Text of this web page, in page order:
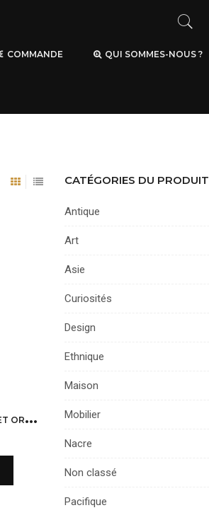
COMMANDE QUI SOMMES-NOUS ?
P
OUPÉE KACHINA À PETIT BEC ET OREILLES TRIANGULAIRES HOPI EN BOIS SUR SOCLE
CATÉGORIES DU PRODUIT
Antique
Art
Asie
Curiosités
Design
Ethnique
Maison
Mobilier
Nacre
Non classé
Pacifique